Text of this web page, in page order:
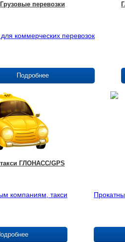
Грузовые перевозки
коммерческих перевозок
Подробнее
ГЛОНАСС/GPS
компаниям, такси